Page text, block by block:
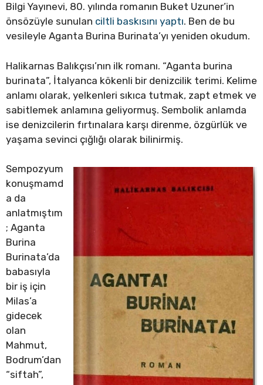
Bilgi Yayınevi, 80. yılında romanın Buket Uzuner’in
önsözüyle sunulan ciltli baskısını yaptı. Ben de bu
vesileyle Aganta Burina Burinata’yı yeniden okudum.
Halikarnas Balıkçısı’nın ilk romanı. “Aganta burina
burinata”, İtalyanca kökenli bir denizcilik terimi. Kelime
anlamı olarak, yelkenleri sıkıca tutmak, zapt etmek ve
sabitlemek anlamına geliyormuş. Sembolik anlamda
ise denizcilerin fırtınalara karşı direnme, özgürlük ve
yaşama sevinci çığlığı olarak bilinirmiş.
Sempozyum
konuşmamd
a da
anlatmıştım
; Aganta
Burina
Burinata’da
babasıyla
bir iş için
Milas’a
gidecek
olan
Mahmut,
Bodrum’dan
“siftah”,